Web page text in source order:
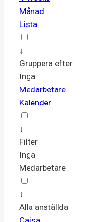
Månad
Lista
↓
Gruppera efter
Inga
Medarbetare
Kalender
↓
Filter
Inga
Medarbetare
↓
Alla anställda